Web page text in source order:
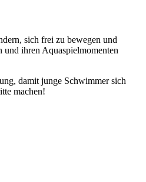
sich frei zu bewegen und
und ihren Aquaspielmomenten
damit junge Schwimmer sich
machen!